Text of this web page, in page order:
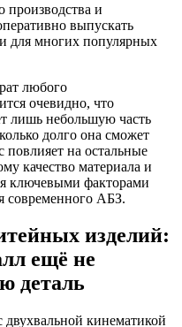
производства и
выпускать
для многих популярных
любого
очевидно, что
лишь небольшую часть
долго она сможет
повлияет на остальные
качество материала и
ключевыми факторами
современного АБЗ.
изделий:
ещё не
деталь